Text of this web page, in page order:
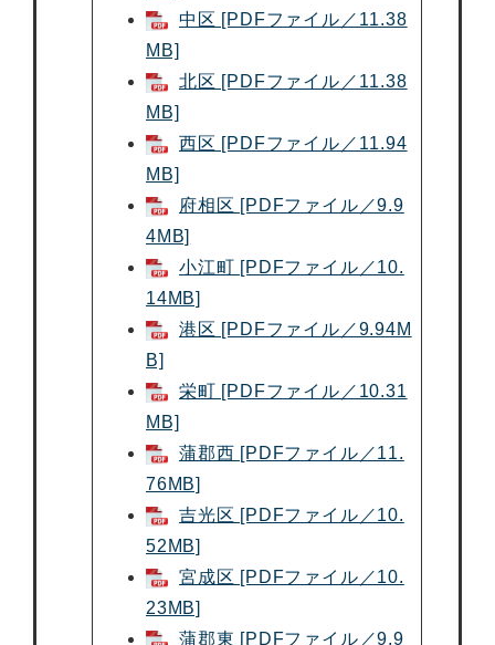
中区 [PDFファイル／11.38
MB]
北区 [PDFファイル／11.38
MB]
西区 [PDFファイル／11.94
MB]
府相区 [PDFファイル／9.9
4MB]
小江町 [PDFファイル／10.
14MB]
港区 [PDFファイル／9.94M
B]
栄町 [PDFファイル／10.31
MB]
蒲郡西 [PDFファイル／11.
76MB]
吉光区 [PDFファイル／10.
52MB]
宮成区 [PDFファイル／10.
23MB]
蒲郡東 [PDFファイル／9.9